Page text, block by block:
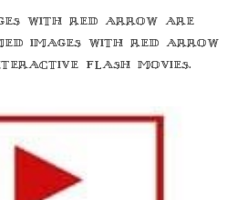
with red arrow are
images with red arrow
flash movies.